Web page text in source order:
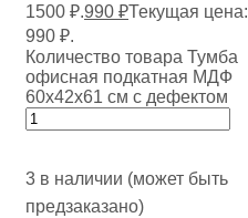
1500 ₽.990 ₽Текущая цена:
990 ₽.
Количество товара Тумба
офисная подкатная МДФ
60х42х61 см с дефектом
3 в наличии (может быть
предзаказано)